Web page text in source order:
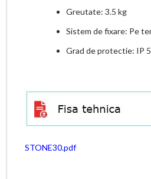
Greutate: 3.5 kg
Sistem de fixare: Pe
Grad de protectie: IP
STONE30.pdf